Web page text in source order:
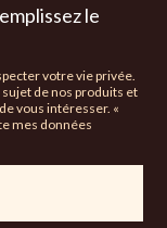
le
votre vie privée.
de nos produits et
vous intéresser. «
mes données